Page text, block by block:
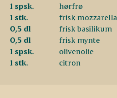
1 spsk.
hørfrø
1 stk.
frisk mozzarella
0,5 dl
frisk basilikum
0,5 dl
frisk mynte
1 spsk.
olivenolie
1 stk.
citron